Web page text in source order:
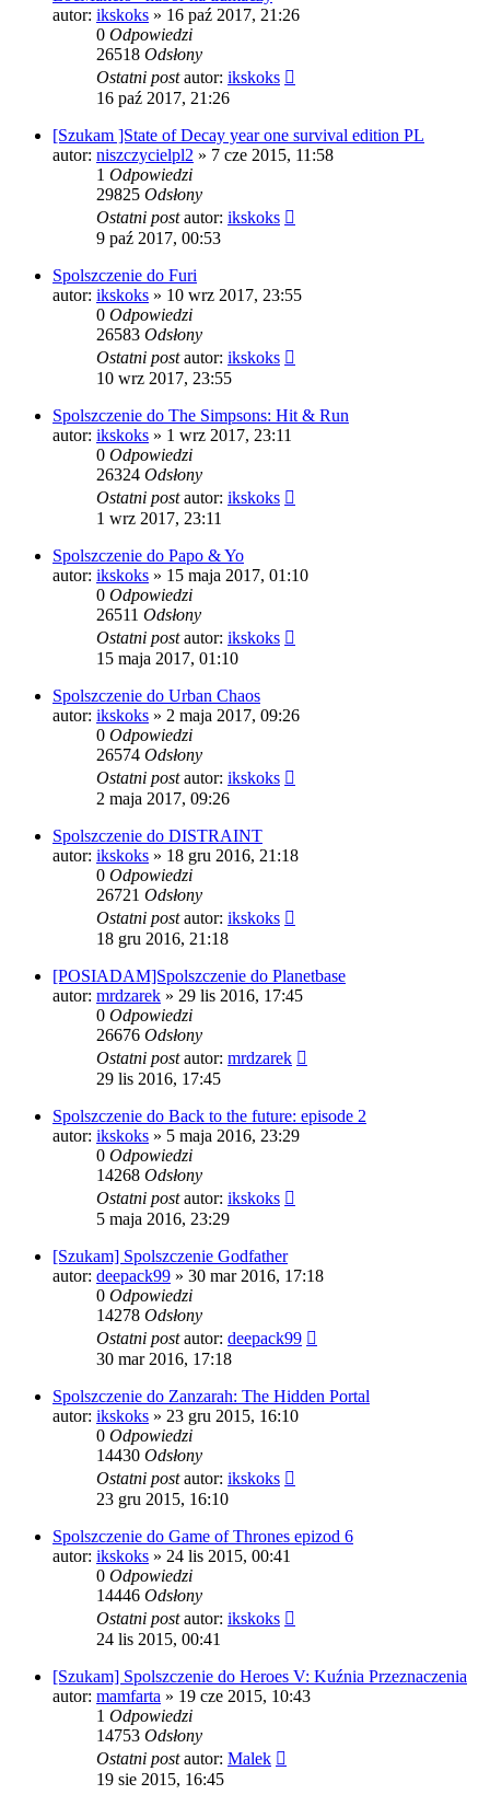
autor: ikskoks » 16 paź 2017, 21:26
0 Odpowiedzi
26518 Odsłony
Ostatni postautor: ikskoks
16 paź 2017, 21:26
[Szukam ]State of Decay year one survival edition PL
autor: niszczycielpl2 » 7 cze 2015, 11:58
1 Odpowiedzi
29825 Odsłony
Ostatni postautor: ikskoks
9 paź 2017, 00:53
Spolszczenie do Furi
autor: ikskoks » 10 wrz 2017, 23:55
0 Odpowiedzi
26583 Odsłony
Ostatni postautor: ikskoks
10 wrz 2017, 23:55
Spolszczenie do The Simpsons: Hit & Run
autor: ikskoks » 1 wrz 2017, 23:11
0 Odpowiedzi
26324 Odsłony
Ostatni postautor: ikskoks
1 wrz 2017, 23:11
Spolszczenie do Papo & Yo
autor: ikskoks » 15 maja 2017, 01:10
0 Odpowiedzi
26511 Odsłony
Ostatni postautor: ikskoks
15 maja 2017, 01:10
Spolszczenie do Urban Chaos
autor: ikskoks » 2 maja 2017, 09:26
0 Odpowiedzi
26574 Odsłony
Ostatni postautor: ikskoks
2 maja 2017, 09:26
Spolszczenie do DISTRAINT
autor: ikskoks » 18 gru 2016, 21:18
0 Odpowiedzi
26721 Odsłony
Ostatni postautor: ikskoks
18 gru 2016, 21:18
[POSIADAM]Spolszczenie do Planetbase
autor: mrdzarek » 29 lis 2016, 17:45
0 Odpowiedzi
26676 Odsłony
Ostatni postautor: mrdzarek
29 lis 2016, 17:45
Spolszczenie do Back to the future: episode 2
autor: ikskoks » 5 maja 2016, 23:29
0 Odpowiedzi
14268 Odsłony
Ostatni postautor: ikskoks
5 maja 2016, 23:29
[Szukam] Spolszczenie Godfather
autor: deepack99 » 30 mar 2016, 17:18
0 Odpowiedzi
14278 Odsłony
Ostatni postautor: deepack99
30 mar 2016, 17:18
Spolszczenie do Zanzarah: The Hidden Portal
autor: ikskoks » 23 gru 2015, 16:10
0 Odpowiedzi
14430 Odsłony
Ostatni postautor: ikskoks
23 gru 2015, 16:10
Spolszczenie do Game of Thrones epizod 6
autor: ikskoks » 24 lis 2015, 00:41
0 Odpowiedzi
14446 Odsłony
Ostatni postautor: ikskoks
24 lis 2015, 00:41
[Szukam] Spolszczenie do Heroes V: Kuźnia Przeznaczenia
autor: mamfarta » 19 cze 2015, 10:43
1 Odpowiedzi
14753 Odsłony
Ostatni postautor: Malek
19 sie 2015, 16:45